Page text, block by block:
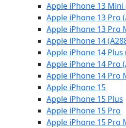
Apple iPhone 13 Mini
Apple iPhone 13 Pro
Apple iPhone 13 Pro
Apple iPhone 14
Apple iPhone 14 Plus
Apple iPhone 14 Pro
Apple iPhone 14 Pro
Apple iPhone 15
Apple iPhone 15 Plus
Apple iPhone 15 Pro
Apple iPhone 15 Pro